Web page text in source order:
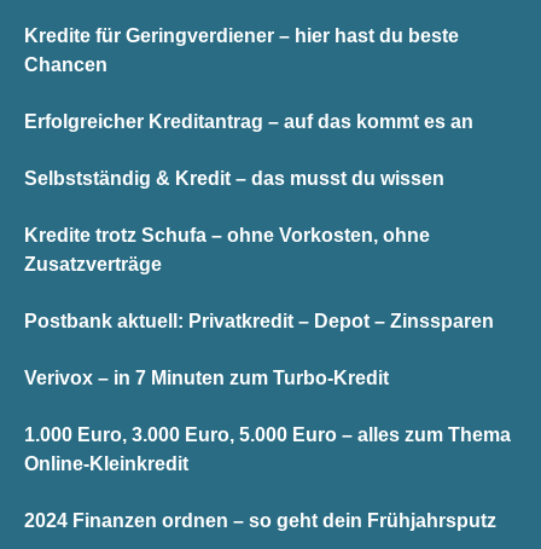
Kredite für Geringverdiener – hier hast du beste
Chancen
Erfolgreicher Kreditantrag – auf das kommt es an
Selbstständig & Kredit – das musst du wissen
Kredite trotz Schufa – ohne Vorkosten, ohne
Zusatzverträge
Postbank aktuell: Privatkredit – Depot – Zinssparen
Verivox – in 7 Minuten zum Turbo-Kredit
1.000 Euro, 3.000 Euro, 5.000 Euro – alles zum Thema
Online-Kleinkredit
2024 Finanzen ordnen – so geht dein Frühjahrsputz